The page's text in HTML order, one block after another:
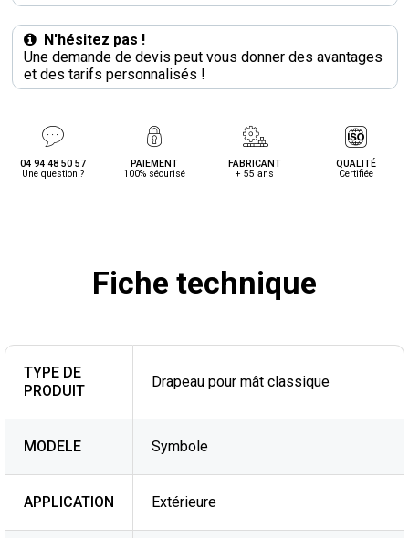
N'hésitez pas !
Une demande de devis peut vous donner des avantages
et des tarifs personnalisés !
04 94 48 50 57
Une question ?
PAIEMENT
100% sécurisé
FABRICANT
+ 55 ans
QUALITÉ
Certifiée
Fiche technique
TYPE DE
PRODUIT
Drapeau pour mât classique
MODELE Symbole
APPLICATION Extérieure